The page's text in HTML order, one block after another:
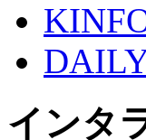
インタ